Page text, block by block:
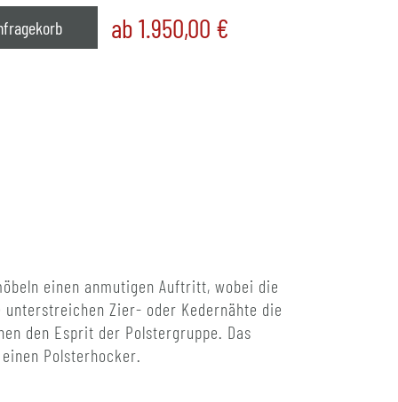
ab 1.950,00 €
einen anmutigen Auftritt, wobei die
Zier- oder Kedernähte die
den Esprit der Polstergruppe. Das
Polsterhocker.